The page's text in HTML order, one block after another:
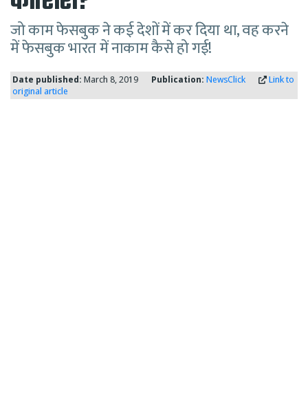
जो काम फेसबुक ने कई देशों में कर दिया था, वह करने
में फेसबुक भारत में नाकाम कैसे हो गई!
Date published: March 8, 2019 Publication: NewsClick
Link to
original article